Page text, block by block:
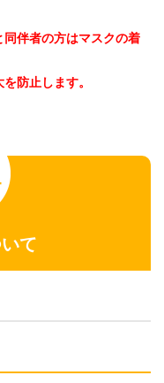
伴者の方はマスクの着
防止します。
て